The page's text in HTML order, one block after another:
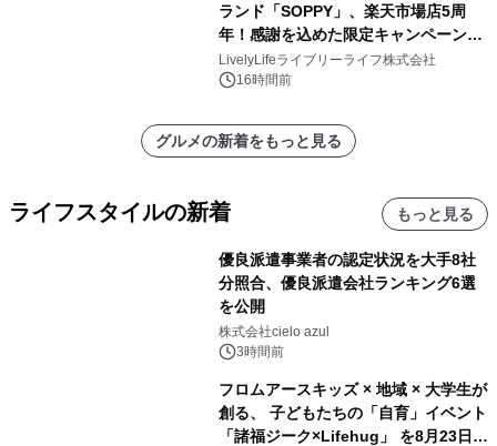
ランド「SOPPY」、楽天市場店5周
年！感謝を込めた限定キャンペーンを
8月10日より開催
LivelyLifeライブリーライフ株式会社
16時間前
グルメの新着をもっと見る
ライフスタイルの新着 もっと見る
優良派遣事業者の認定状況を大手8社
分照合、優良派遣会社ランキング6選
を公開
株式会社cielo azul
3時間前
フロムアースキッズ × 地域 × 大学生が
創る、 子どもたちの「自育」イベント
「諸福ジーク×Lifehug」 を8月23日